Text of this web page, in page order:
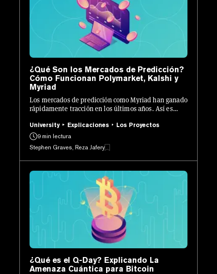
¿Qué Son los Mercados de Predicción?
Cómo Funcionan Polymarket, Kalshi y
Myriad
Los mercados de predicción como Myriad han ganado
rápidamente tracción en los últimos años. Así es
University Explicaciones
Los Proyectos
9 min lectura
Stephen Graves, Reza Jafery
¿Qué es el Q-Day? Explicando La
Amenaza Cuántica para Bitcoin